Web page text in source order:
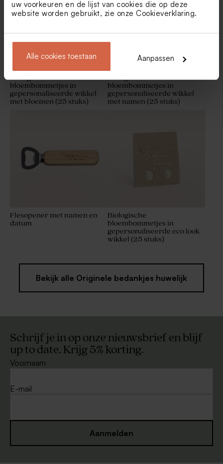
uw voorkeuren en de lijst van cookies die op deze
website worden gebruikt, zie onze Cookieverklaring.
Alle cookies toestaan Aanpassen
Biologische
bloembommetjes in
gepersonaliseerde wikkel
met bloemen (25 stuks)
Biologische
bloembommetjes in
gepersonaliseerde wikkel
met namen (25 stuks)
Flesopener met namen en
datum
Biologische
bloembommetjes in
gepersonaliseerde eco look
wikkel (25 stuks)
Bekijk alle Originele bedankjes huwelijk
Schrijf je in op onze nieuwsbrief en blijf
up to date. Krijg 5% korting.
Voornaam
E-mail
Aanmelden